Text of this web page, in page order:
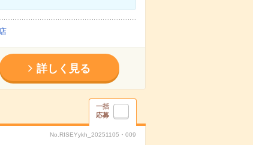
詳しく見る
一括
応募
No.RISEYykh_20251105・009